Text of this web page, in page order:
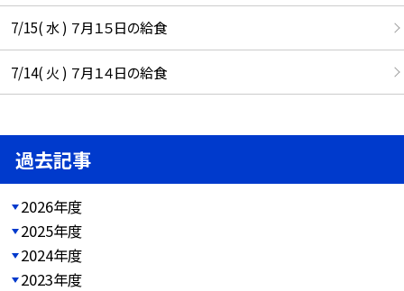
7/15( 水 ) ７月１５日の給食
7/14( 火 ) ７月１４日の給食
過去記事
2026年度
2025年度
2024年度
2023年度